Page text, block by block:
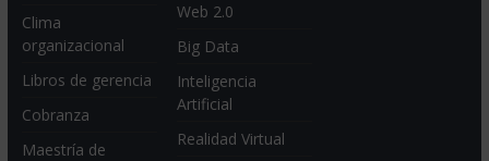
Clima
organizacional
Libros de gerencia
Cobranza
Maestría de
Web 2.0
Big Data
Inteligencia
Artificial
Realidad Virtual